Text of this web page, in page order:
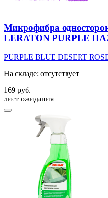
Микрофибра
LERATON PURPLE
PURPLE BLUE DESERT
На складе: отсутствует
169 руб.
лист ожидания